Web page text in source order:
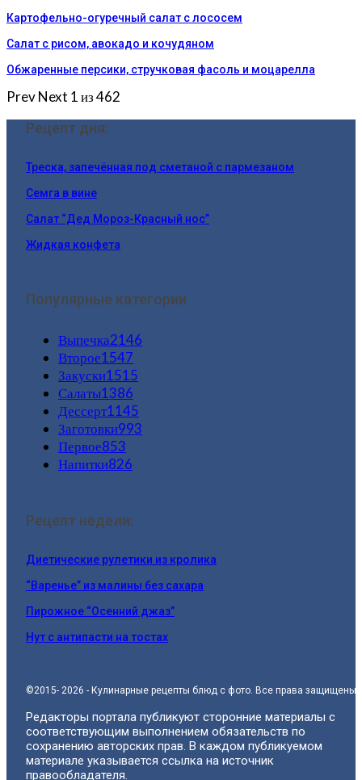
Картофельно-огуречный салат с лососем
Салат с рисом, авокадо и кочудяном
Обжаренные персики, стручковая фасоль и моцарелла
PrevNext 1 из 462
Рецепт дня:
Треска, запечённая под сметаной с пармезаном
Семга в вине
Салат “Дед Мороз-Красный нос”
Жидкая конфета
Популярные категории
Выпечка2146
Второе1547
Закуски1515
Салаты1386
Дессерт1145
Заготовки993
Первое853
Напитки826
Рецепт недели:
Диетические рулетики из кролика
“Варенье” из малины без сахара
Пирожное “Осенний джаз”
Нут с антипасти на тостах
©2015- 2026 - Кулинарные рецепты блюд с фото. Все права защищены.
Редакторы портала публикуют сторонние материалы с
соответствующим выполнением обязательств по
сохранению авторских прав. В каждом публикуемом
материале указывается ссылка на источник
правообладателя.